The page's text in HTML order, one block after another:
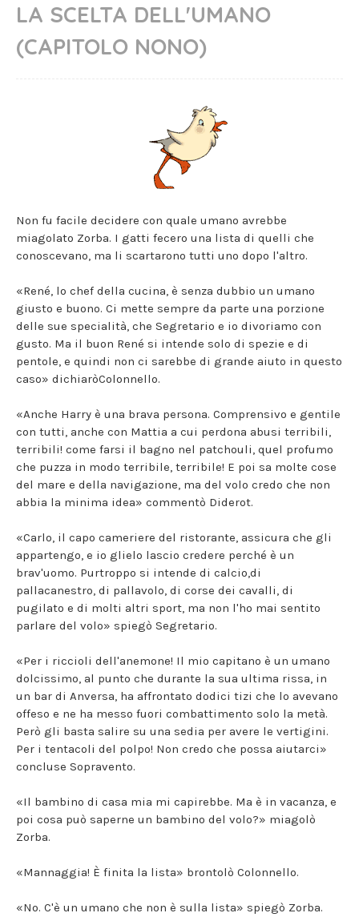
LA SCELTA DELL'UMANO
(CAPITOLO NONO)
Non fu facile decidere con quale umano avrebbe
miagolato Zorba. I gatti fecero una lista di quelli che
conoscevano, ma li scartarono tutti uno dopo l'altro.
«René, lo chef della cucina, è senza dubbio un umano
giusto e buono. Ci mette sempre da parte una porzione
delle sue specialità, che Segretario e io divoriamo con
gusto. Ma il buon René si intende solo di spezie e di
pentole, e quindi non ci sarebbe di grande aiuto in questo
caso» dichiaròColonnello.
«Anche Harry è una brava persona. Comprensivo e gentile
con tutti, anche con Mattia a cui perdona abusi terribili,
terribili! come farsi il bagno nel patchouli, quel profumo
che puzza in modo terribile, terribile! E poi sa molte cose
del mare e della navigazione, ma del volo credo che non
abbia la minima idea» commentò Diderot.
«Carlo, il capo cameriere del ristorante, assicura che gli
appartengo, e io glielo lascio credere perché è un
brav'uomo. Purtroppo si intende di calcio,di
pallacanestro, di pallavolo, di corse dei cavalli, di
pugilato e di molti altri sport, ma non l'ho mai sentito
parlare del volo» spiegò Segretario.
«Per i riccioli dell'anemone! Il mio capitano è un umano
dolcissimo, al punto che durante la sua ultima rissa, in
un bar di Anversa, ha affrontato dodici tizi che lo avevano
offeso e ne ha messo fuori combattimento solo la metà.
Però gli basta salire su una sedia per avere le vertigini.
Per i tentacoli del polpo! Non credo che possa aiutarci»
concluse Sopravento.
«Il bambino di casa mia mi capirebbe. Ma è in vacanza, e
poi cosa può saperne un bambino del volo?» miagolò
Zorba.
«Mannaggia! È finita la lista» brontolò Colonnello.
«No. C'è un umano che non è sulla lista» spiegò Zorba.